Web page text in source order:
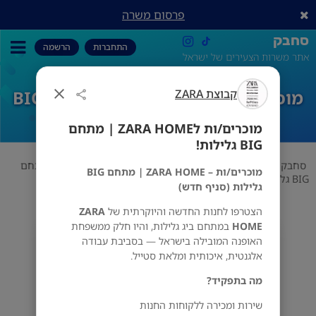
קבוצת ZARA
מוכרים/ות לZARA HOME | מתחם
BIG גלילות!
מוכרים/ות – ZARA HOME | מתחם BIG
גלילות (סניף חדש)
הצטרפו לחנות החדשה והיוקרתית של ZARA
HOME במתחם ביג גלילות, והיו חלק ממשפחת
האופנה המובילה בישראל — בסביבת עבודה
אלגנטית, איכותית ומלאת סטייל.
מה בתפקיד?
שירות ומכירה ללקוחות החנות
פרסום משרה
סחבק
אתר משרות הצעירים של ישראל
התחברות הרשמה
מוכרים/ות לZARA HOME | מתחם BIG
גלילות!
סחבק קבוצת ZARA
מוכרים/ות לZARA HOME | מתחם
BIG גלילות!
קבוצת ZARA
גלילות